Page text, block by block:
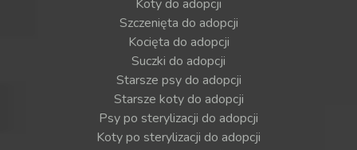
Koty do adopcji
Szczenięta do adopcji
Kocięta do adopcji
Suczki do adopcji
Starsze psy do adopcji
Starsze koty do adopcji
Psy po sterylizacji do adopcji
Koty po sterylizacji do adopcji